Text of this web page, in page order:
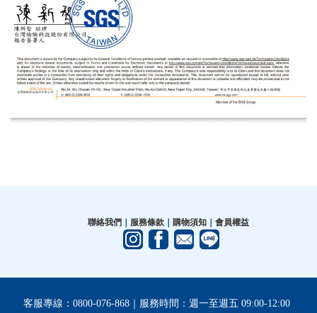
聯絡我們｜ 服務條款｜ 購物須知｜ 會員權益
客服專線：0800-076-868｜服務時間：週一至週五 09:00-12:00